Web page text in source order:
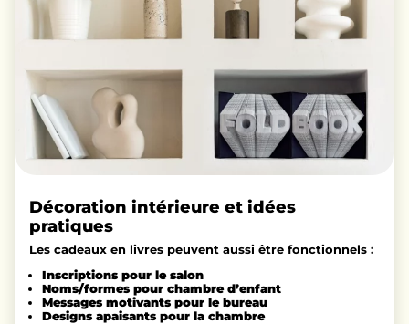
Décoration intérieure et idées
pratiques
Les cadeaux en livres peuvent aussi être fonctionnels :
Inscriptions pour le salon
Noms/formes pour chambre d’enfant
Messages motivants pour le bureau
Designs apaisants pour la chambre